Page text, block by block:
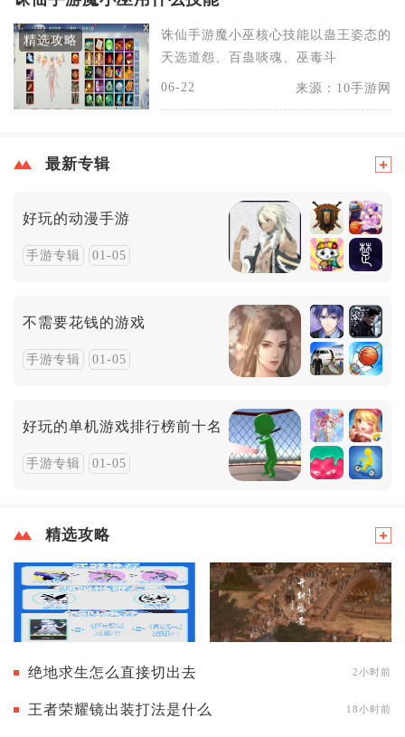
精选攻略
诛仙手游魔小巫核心技能以蛊王姿态的
天选道怨、百蛊啖魂、巫毒斗
06-22 来源：10手游网
最新专辑
好玩的动漫手游
手游专辑 01-05
不需要花钱的游戏
手游专辑 01-05
好玩的单机游戏排行榜前十名
手游专辑 01-05
精选攻略
绝地求生怎么直接切出去 2小时前
王者荣耀镜出装打法是什么 18小时前